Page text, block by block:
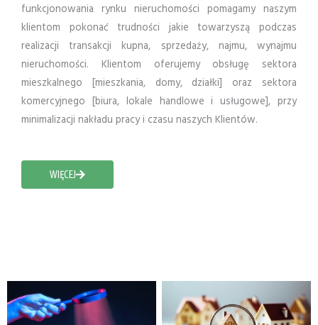
funkcjonowania rynku nieruchomości pomagamy naszym
klientom pokonać trudności jakie towarzyszą podczas
realizacji transakcji kupna, sprzedaży, najmu, wynajmu
nieruchomości. Klientom oferujemy obsługę sektora
mieszkalnego [mieszkania, domy, działki] oraz sektora
komercyjnego [biura, lokale handlowe i usługowe], przy
minimalizacji nakładu pracy i czasu naszych Klientów.
WIĘCEJ